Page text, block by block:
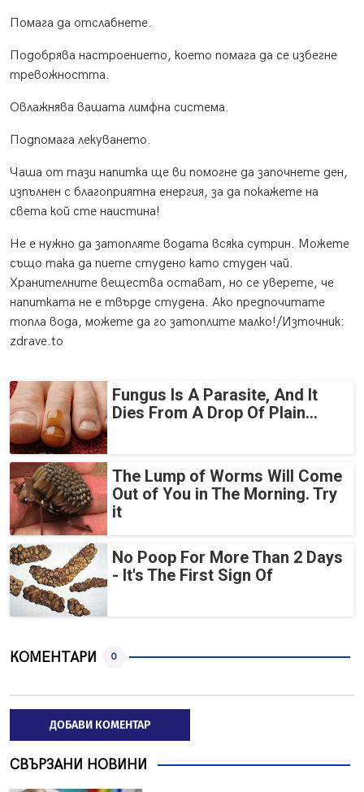
Помага да отслабнете.
Подобрява настроението, което помага да се избегне
тревожността.
Овлажнява вашата лимфна система.
Подпомага лекуването.
Чаша от тази напитка ще ви помогне да започнете ден,
изпълнен с благоприятна енергия, за да покажете на
света кой сте наистина!
Не е нужно да затопляте водата всяка сутрин. Можете
също така да пиете студено като студен чай.
Хранителните вещества остават, но се уверете, че
напитката не е твърде студена. Ако предпочитате
топла вода, можете да го затоплите малко!/Източник:
zdrave.to
Fungus Is A Parasite, And It
Dies From A Drop Of Plain...
The Lump of Worms Will Come
Out of You in The Morning. Try
it
No Poop For More Than 2 Days
- It's The First Sign Of
КОМЕНТАРИ 0
ДОБАВИ КОМЕНТАР
СВЪРЗАНИ НОВИНИ